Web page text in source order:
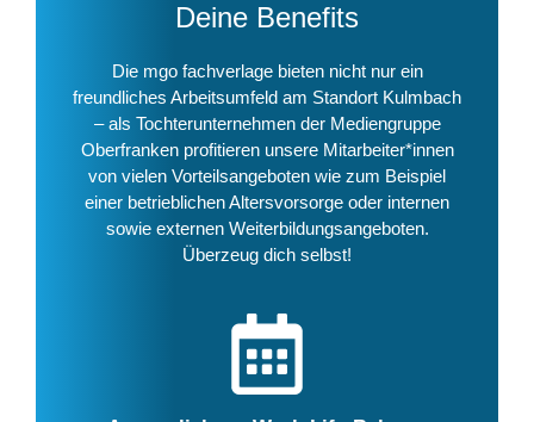
Deine Benefits
Die mgo fachverlage bieten nicht nur ein
freundliches Arbeitsumfeld am Standort Kulmbach
– als Tochterunternehmen der Mediengruppe
Oberfranken profitieren unsere Mitarbeiter*innen
von vielen Vorteilsangeboten wie zum Beispiel
einer betrieblichen Altersvorsorge oder internen
sowie externen Weiterbildungsangeboten.
Überzeug dich selbst!